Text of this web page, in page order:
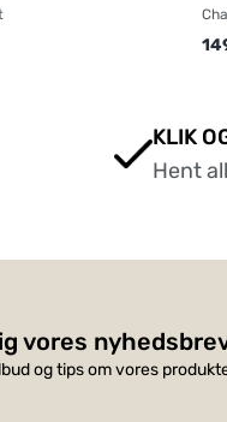
KLIK
Hent
vores
og tips om vores